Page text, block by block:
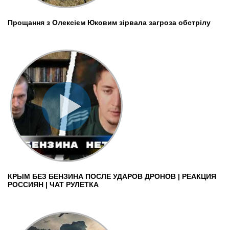
Прощання з Олексієм Юковим зірвала загроза обстрілу
КРЫМ БЕЗ БЕНЗИНА ПОСЛЕ УДАРОВ ДРОНОВ | РЕАКЦИЯ
РОССИЯН | ЧАТ РУЛЕТКА